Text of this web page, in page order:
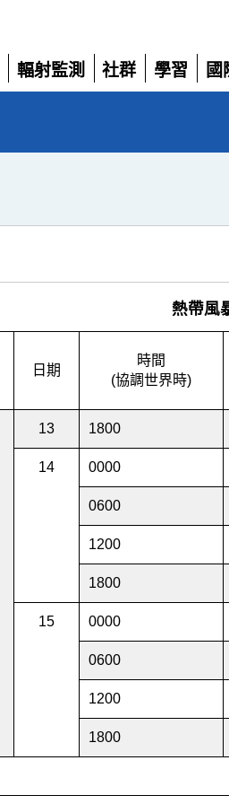
輻射監測
展
社群
展
學習
展
國
展
熱帶風
日期
時間
(協調世界時)
13 1800
14 0000
0600
1200
1800
15 0000
0600
1200
1800